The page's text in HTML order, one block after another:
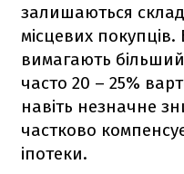
залишаються
місцевих покупців.
вимагають
часто 20 – 25%
навіть незначне
частково
іпотеки.